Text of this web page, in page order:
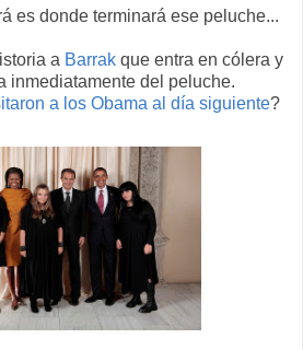
es donde terminará ese peluche...
a Barrak que entra en cólera y
inmediatamente del peluche.
a los Obama al día siguiente?